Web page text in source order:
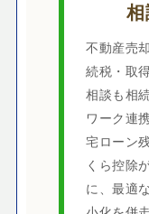
相
不動産売
続税・取
相談も相
ワーク連
宅ローン
くら控除
に、最適